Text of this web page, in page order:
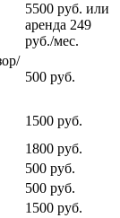
5500 руб. или
аренда 249
руб./мес.
500 руб.
1500 руб.
1800 руб.
500 руб.
500 руб.
1500 руб.